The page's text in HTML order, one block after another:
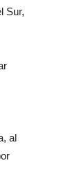
Sur,
al